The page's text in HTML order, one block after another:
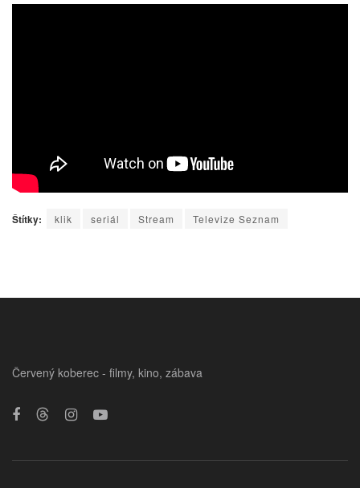
Štítky: klik seriál Stream Televize Seznam
Červený koberec - filmy, kino, zábava